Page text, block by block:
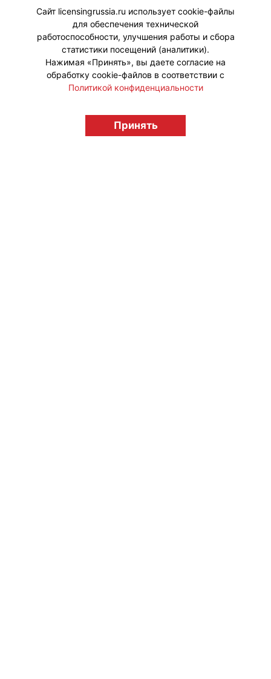
компании.
#Интервью
licensingrussia.ru, 2009-2026 12+
Сайт licensingrussia.ru использует cookie-файлы
для обеспечения технической
работоспособности, улучшения работы и сбора
статистики посещений (аналитики).
Нажимая «Принять», вы даете согласие на
обработку cookie-файлов в соответствии с
Политикой конфиденциальности
Принять